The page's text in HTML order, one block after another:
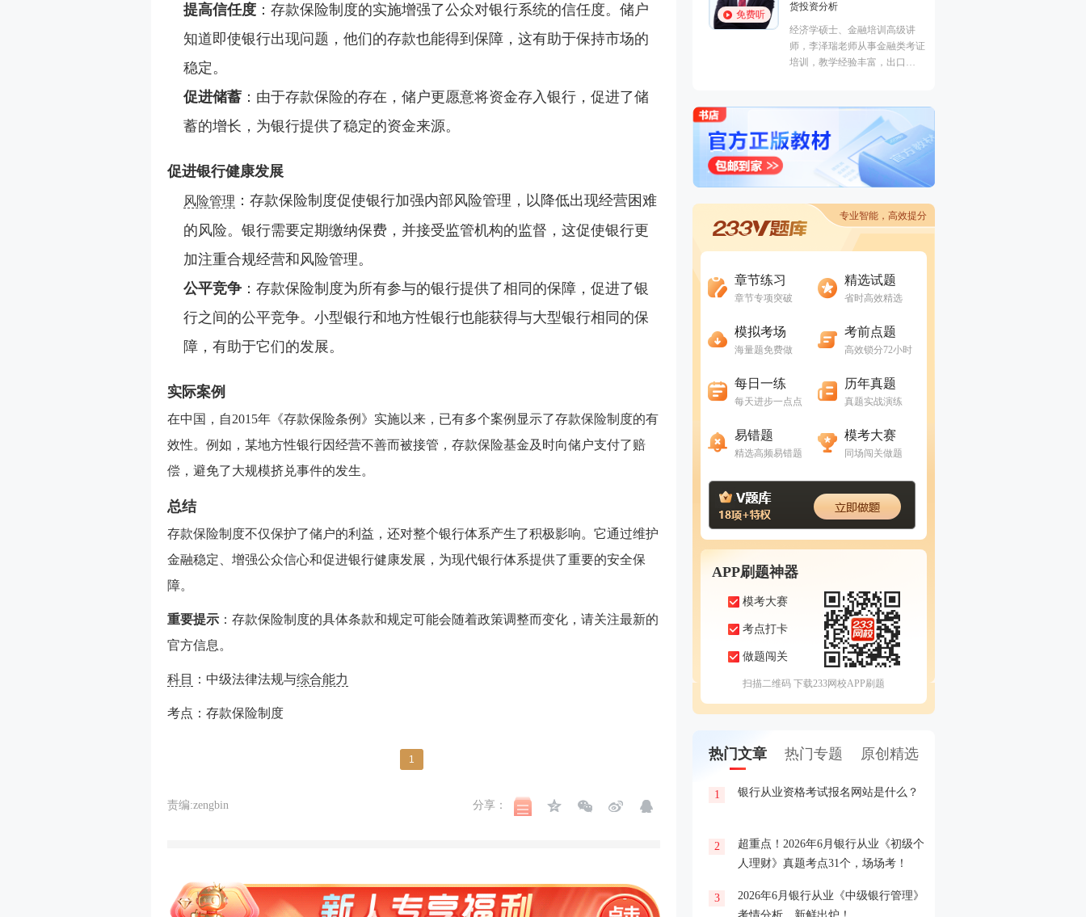
提高信任度 ：存款保险制度的实施增强了公众对银行系统的信任度。储户
知道即使银行出现问题，他们的存款也能得到保障，这有助于保持市场的
稳定。
促进储蓄 ：由于存款保险的存在，储户更愿意将资金存入银行，促进了储
蓄的增长，为银行提供了稳定的资金来源。
促进银行健康发展
风险管理 ：存款保险制度促使银行加强内部风险管理，以降低出现经营困难
的风险。银行需要定期缴纳保费，并接受监管机构的监督，这促使银行更
加注重合规经营和风险管理。
公平竞争 ：存款保险制度为所有参与的银行提供了相同的保障，促进了银
行之间的公平竞争。小型银行和地方性银行也能获得与大型银行相同的保
障，有助于它们的发展。
实际案例
在中国，自2015年《存款保险条例》实施以来，已有多个案例显示了存款保险制度的有
效性。例如，某地方性银行因经营不善而被接管，存款保险基金及时向储户支付了赔
偿，避免了大规模挤兑事件的发生。
总结
存款保险制度不仅保护了储户的利益，还对整个银行体系产生了积极影响。它通过维护
金融稳定、增强公众信心和促进银行健康发展，为现代银行体系提供了重要的安全保
障。
重要提示 ：存款保险制度的具体条款和规定可能会随着政策调整而变化，请关注最新的
官方信息。
科目 ：中级法律法规与综合能力
考点：存款保险制度
1
责编:zengbin 分享：
免费听
货投资分析
经济学硕士、金融培训高级讲
师，李泽瑞老师从事金融类考证
培训，教学经验丰富，出口
学员称被讲课耽误的“德云社”编
专业智能，高效提分
章节练习
章节专项突破
精选试题
省时高效精选
模拟考场
海量题免费做
考前点题
高效锁分72小时
每日一练
每天进步一点点
历年真题
真题实战演练
易错题
精选高频易错题
模考大赛
同场闯关做题
APP刷题神器
模考大赛
考点打卡
做题闯关
扫描二维码 下载233网校APP刷题
热门文章 热门专题 原创精选
1 银行从业资格考试报名网站是什么？
2
超重点！2026年6月银行从业《初级个
人理财》真题考点31个，场场考！
3
2026年6月银行从业《中级银行管理》